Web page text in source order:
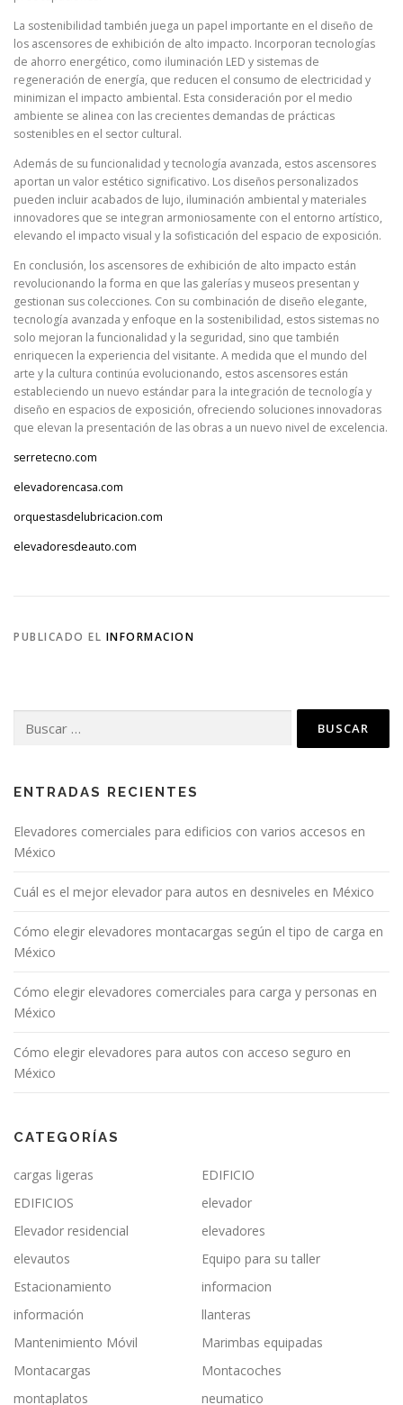
La sostenibilidad también juega un papel importante en el diseño de
los ascensores de exhibición de alto impacto. Incorporan tecnologías
de ahorro energético, como iluminación LED y sistemas de
regeneración de energía, que reducen el consumo de electricidad y
minimizan el impacto ambiental. Esta consideración por el medio
ambiente se alinea con las crecientes demandas de prácticas
sostenibles en el sector cultural.
Además de su funcionalidad y tecnología avanzada, estos ascensores
aportan un valor estético significativo. Los diseños personalizados
pueden incluir acabados de lujo, iluminación ambiental y materiales
innovadores que se integran armoniosamente con el entorno artístico,
elevando el impacto visual y la sofisticación del espacio de exposición.
En conclusión, los ascensores de exhibición de alto impacto están
revolucionando la forma en que las galerías y museos presentan y
gestionan sus colecciones. Con su combinación de diseño elegante,
tecnología avanzada y enfoque en la sostenibilidad, estos sistemas no
solo mejoran la funcionalidad y la seguridad, sino que también
enriquecen la experiencia del visitante. A medida que el mundo del
arte y la cultura continúa evolucionando, estos ascensores están
estableciendo un nuevo estándar para la integración de tecnología y
diseño en espacios de exposición, ofreciendo soluciones innovadoras
que elevan la presentación de las obras a un nuevo nivel de excelencia.
serretecno.com
elevadorencasa.com
orquestasdelubricacion.com
elevadoresdeauto.com
PUBLICADO EL INFORMACION
ENTRADAS RECIENTES
Elevadores comerciales para edificios con varios accesos en
México
Cuál es el mejor elevador para autos en desniveles en México
Cómo elegir elevadores montacargas según el tipo de carga en
México
Cómo elegir elevadores comerciales para carga y personas en
México
Cómo elegir elevadores para autos con acceso seguro en
México
CATEGORÍAS
cargas ligeras
EDIFICIO
EDIFICIOS
elevador
Elevador residencial
elevadores
elevautos
Equipo para su taller
Estacionamiento
informacion
información
llanteras
Mantenimiento Móvil
Marimbas equipadas
Montacargas
Montacoches
montaplatos
neumatico